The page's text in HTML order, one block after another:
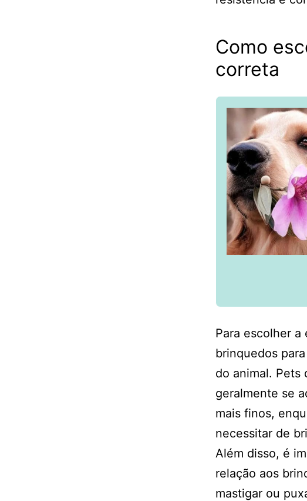
Como
correta
Para escolher
brinquedos
do animal. Pets
geralmente se
mais finos,
necessitar de
Além disso, é
relação aos
mastigar ou